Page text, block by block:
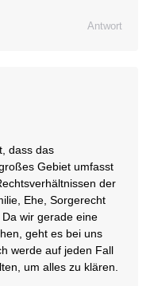
Antwort
dass das
Gebiet umfasst
der
Ehe, Sorgerecht
wir gerade eine
geht es bei uns
werde auf jeden Fall
um alles zu klären.